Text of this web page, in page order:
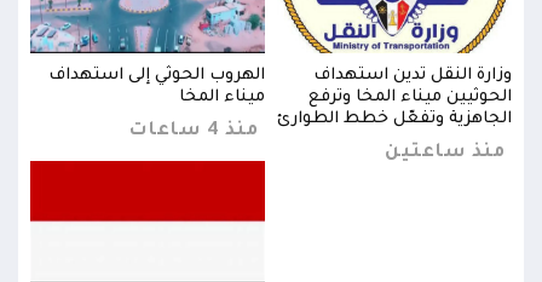
وزارة النقل تدين استهداف
الحوثيين ميناء المخا وترفع
الجاهزية وتفعّل خطط الطوارئ
منذ ساعتين
الهروب الحوثي إلى استهداف
ميناء المخا
منذ 4 ساعات